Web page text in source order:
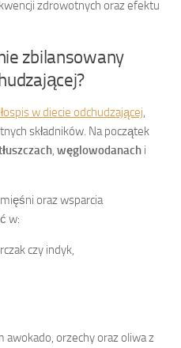
zdrowotnych oraz efektu
zbilansowany
w diecie odchudzającej,
składników. Na początek
, węglowodanach i
oraz wsparcia
w:
czy indyk,
awokado, orzechy oraz oliwa z